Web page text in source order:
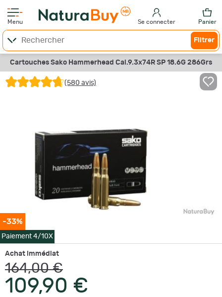
Menu Se connecter Panier
Filtrer
Cartouches Sako Hammerhead Cal.9.3x74R SP 18.6G 286Grs
(580 avis)
-33%
Paiement 4/10X
Achat immédiat
164,00 €
109,90 €